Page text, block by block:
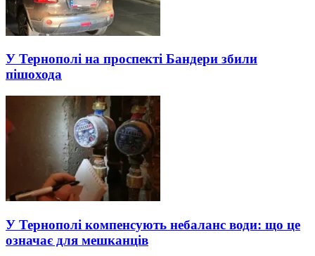
У Тернополі на проспекті Бандери збили
пішохода
У Тернополі компенсують небаланс води: що це
означає для мешканців